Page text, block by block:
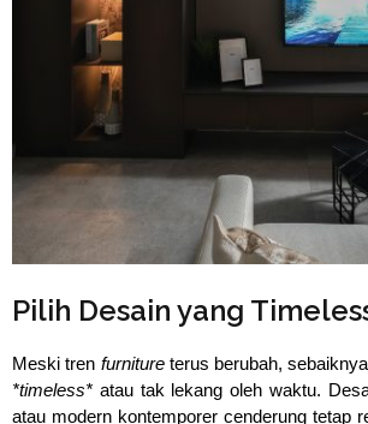
⁠Pilih Desain yang
Meski tren furniture terus berubah,
*timeless* atau tak lekang oleh waktu.
atau modern kontemporer cenderung tetap